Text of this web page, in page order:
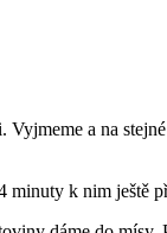
a na
k nim ještě